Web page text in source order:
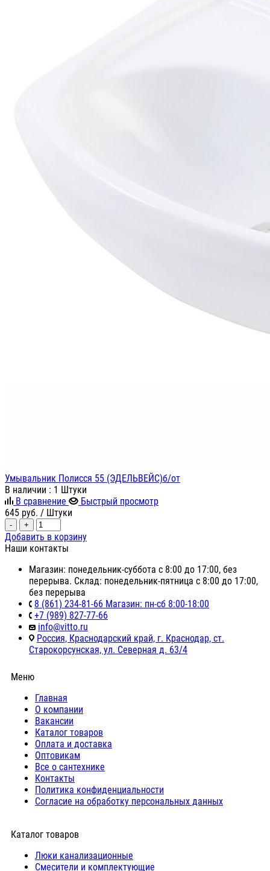
Умывальник Полисся 55 (ЭДЕЛЬВЕЙС)б/от
В наличии : 1 Штуки
В сравнение
Быстрый просмотр
645 руб. / Штуки
- +
Добавить в корзину
Наши контакты
Магазин: понедельник-суббота с 8:00 до 17:00, без
перерыва. Склад: понедельник-пятница с 8:00 до 17:00,
без перерыва
8 (861) 234-81-66 Магазин: пн-сб 8:00-18:00
+7 (989) 827-77-66
info@vitto.ru
Россия, Краснодарский край, г. Краснодар, ст.
Старокорсунская, ул. Северная д. 63/4
Меню
Главная
О компании
Вакансии
Каталог товаров
Оплата и доставка
Оптовикам
Все о сантехнике
Контакты
Политика конфиденциальности
Согласие на обработку персональных данных
Каталог товаров
Люки канализационные
Cмесители и комплектующие